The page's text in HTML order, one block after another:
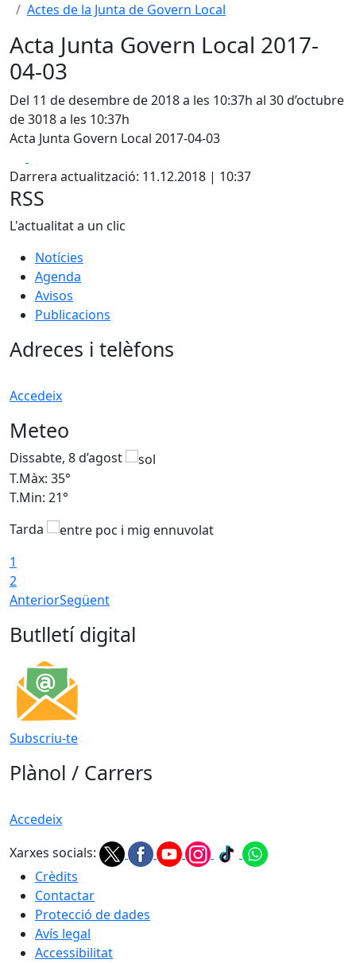
Actes de la Junta de Govern Local
Acta Junta Govern Local 2017-
04-03
Del 11 de desembre de 2018 a les 10:37h al 30 d’octubre
de 3018 a les 10:37h
Acta Junta Govern Local 2017-04-03
Darrera actualització: 11.12.2018 | 10:37
RSS
L'actualitat a un clic
Notícies
Agenda
Avisos
Publicacions
Adreces i telèfons
Accedeix
Meteo
Dissabte, 8 d’agost
T.Màx: 35°
T.Min: 21°
Tarda
1
2
AnteriorSegüent
Butlletí digital
Subscriu-te
Plànol / Carrers
Accedeix
Xarxes socials:
Crèdits
Contactar
Protecció de dades
Avís legal
Accessibilitat